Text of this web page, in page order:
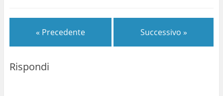
« Precedente Successivo »
Rispondi